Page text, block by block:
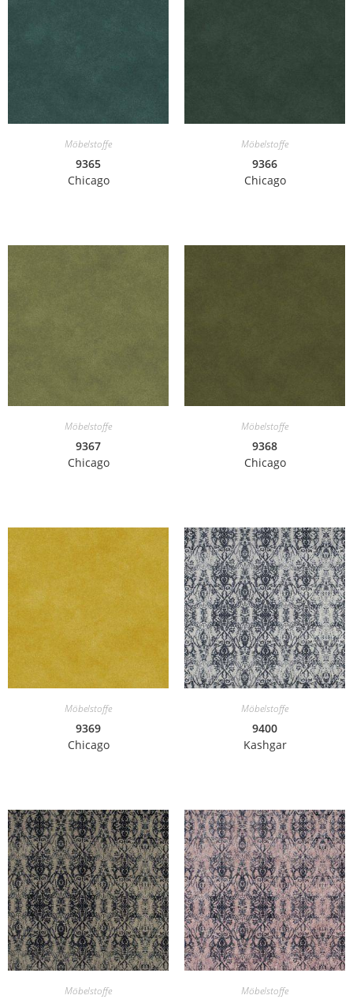
Möbelstoffe
9365
Chicago
Möbelstoffe
9366
Chicago
Möbelstoffe
9367
Chicago
Möbelstoffe
9368
Chicago
Möbelstoffe
9369
Chicago
Möbelstoffe
9400
Kashgar
Möbelstoffe Möbelstoffe